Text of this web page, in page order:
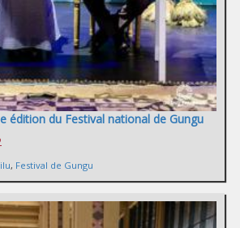
édition du Festival national de Gungu
, Festival de Gungu